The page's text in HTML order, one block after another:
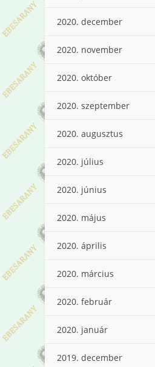
2020. december
2020. november
2020. október
2020. szeptember
2020. augusztus
2020. július
2020. június
2020. május
2020. április
2020. március
2020. február
2020. január
2019. december